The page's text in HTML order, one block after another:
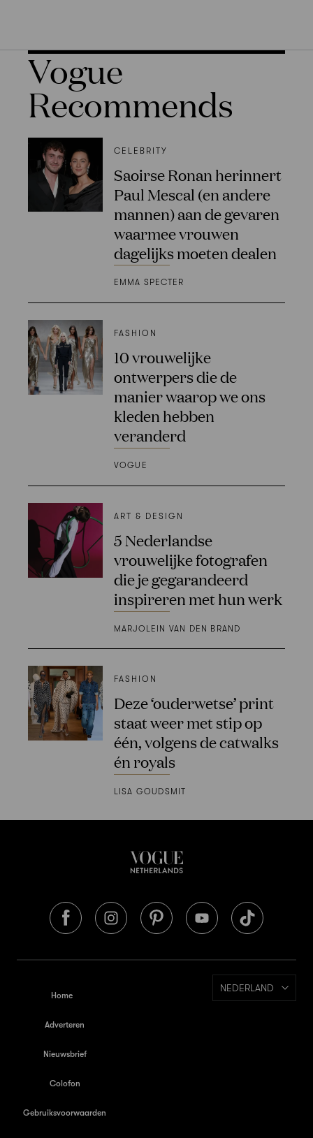
Vogue
Recommends
CELEBRITY
Saoirse Ronan herinnert
Paul Mescal (en andere
mannen) aan de gevaren
waarmee vrouwen
dagelijks moeten dealen
EMMA SPECTER
FASHION
10 vrouwelijke
ontwerpers die de
manier waarop we ons
kleden hebben
veranderd
VOGUE
ART & DESIGN
5 Nederlandse
vrouwelijke fotografen
die je gegarandeerd
inspireren met hun werk
MARJOLEIN VAN DEN BRAND
FASHION
Deze ‘ouderwetse’ print
staat weer met stip op
één, volgens de catwalks
én royals
LISA GOUDSMIT
Home
Adverteren
Nieuwsbrief
Colofon
Gebruiksvoorwaarden
NEDERLAND